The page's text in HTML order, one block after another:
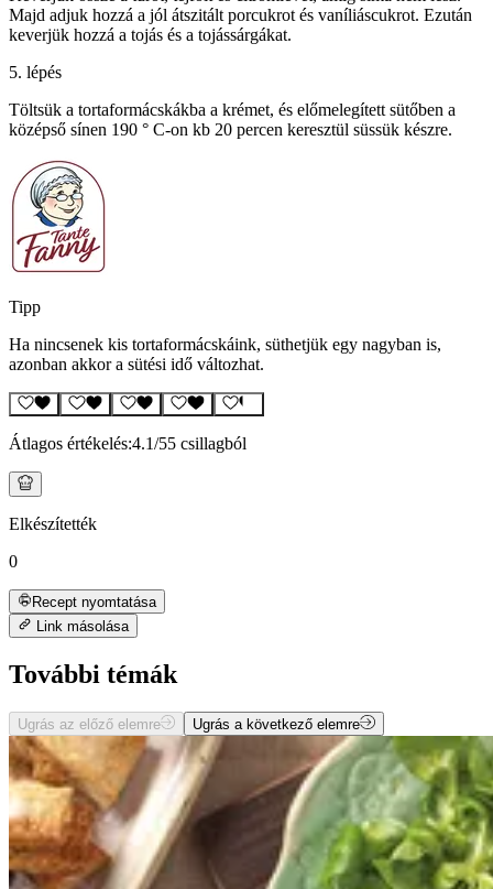
Majd adjuk hozzá a jól átszitált porcukrot és vaníliáscukrot. Ezután
keverjük hozzá a tojás és a tojássárgákat.
5. lépés
Töltsük a tortaformácskákba a krémet, és előmelegített sütőben a
középső sínen 190 ° C-on kb 20 percen keresztül süssük készre.
Tipp
Ha nincsenek kis tortaformácskáink, süthetjük egy nagyban is,
azonban akkor a sütési idő változhat.
Átlagos értékelés:4.1/55 csillagból
Elkészítették
0
Recept nyomtatása
Link másolása
További témák
Ugrás az előző elemre Ugrás a következő elemre